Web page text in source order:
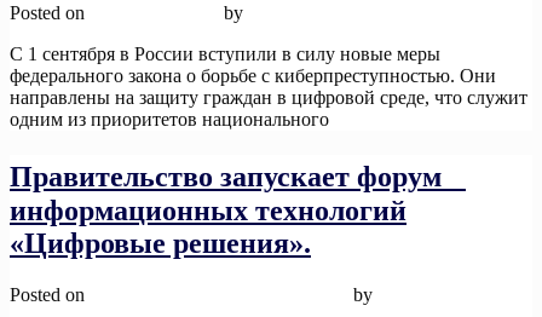
Posted on by
С 1 сентября в России вступили в силу новые меры
федерального закона о борьбе с киберпреступностью. Они
направлены на защиту граждан в цифровой среде, что служит
одним из приоритетов национального
Правительство запускает форум
информационных технологий
«Цифровые решения».
Posted on by